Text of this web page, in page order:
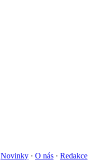
Novinky · O nás · Redakce